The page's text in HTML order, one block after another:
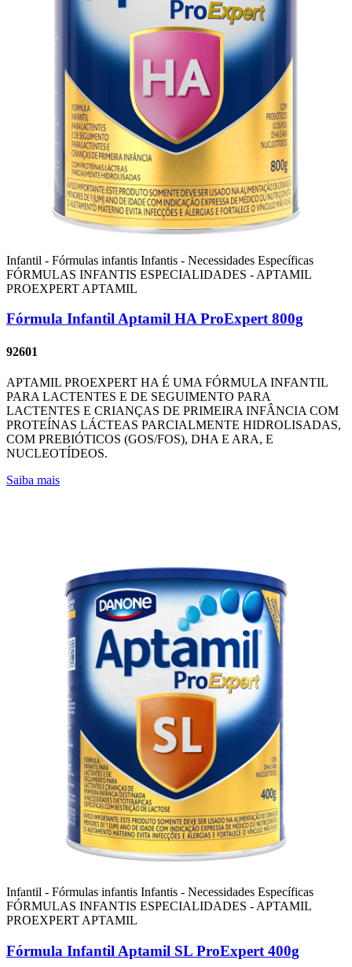
Infantil - Fórmulas infantis Infantis - Necessidades Específicas
FÓRMULAS INFANTIS ESPECIALIDADES - APTAMIL
PROEXPERT APTAMIL
Fórmula Infantil Aptamil HA ProExpert 800g
92601
APTAMIL PROEXPERT HA É UMA FÓRMULA INFANTIL
PARA LACTENTES E DE SEGUIMENTO PARA
LACTENTES E CRIANÇAS DE PRIMEIRA INFÂNCIA COM
PROTEÍNAS LÁCTEAS PARCIALMENTE HIDROLISADAS,
COM PREBIÓTICOS (GOS/FOS), DHA E ARA, E
NUCLEOTÍDEOS.
Saiba mais
Infantil - Fórmulas infantis Infantis - Necessidades Específicas
FÓRMULAS INFANTIS ESPECIALIDADES - APTAMIL
PROEXPERT APTAMIL
Fórmula Infantil Aptamil SL ProExpert 400g